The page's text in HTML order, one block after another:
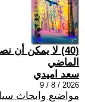
(40) لا يمكن
الماضي
سعد اميدي
2026 / 8 / 9
مواضيع وابحاث